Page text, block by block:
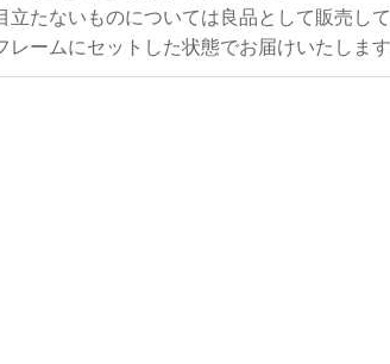
たないものについては良品として販売して
ームにセットした状態でお届けいたします